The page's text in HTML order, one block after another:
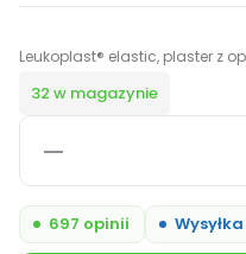
Leukoplast® elastic, plaster z
32 w magazynie
697 opinii
elastic,
plaster